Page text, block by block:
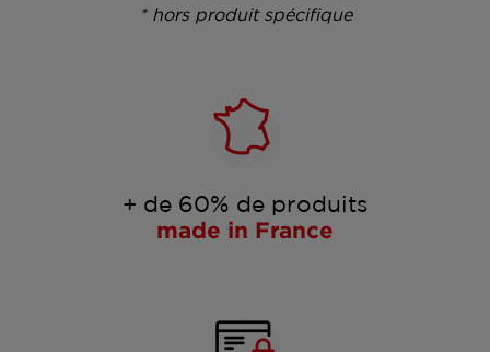
* hors produit spécifique
+ de 60% de produits
made in France